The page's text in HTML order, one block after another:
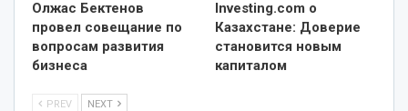
Олжас Бектенов
провел совещание по
вопросам развития
бизнеса
Investing.com о
Казахстане: Доверие
становится новым
капиталом
PREV NEXT